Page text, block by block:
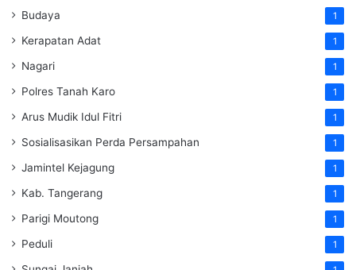
Budaya 1
Kerapatan Adat 1
Nagari 1
Polres Tanah Karo 1
Arus Mudik Idul Fitri 1
Sosialisasikan Perda Persampahan 1
Jamintel Kejagung 1
Kab. Tangerang 1
Parigi Moutong 1
Peduli 1